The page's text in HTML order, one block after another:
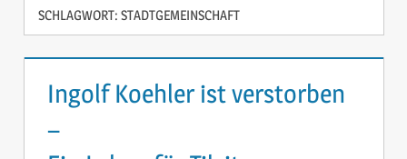
SCHLAGWORT: STADTGEMEINSCHAFT
Ingolf Koehler ist verstorben
–